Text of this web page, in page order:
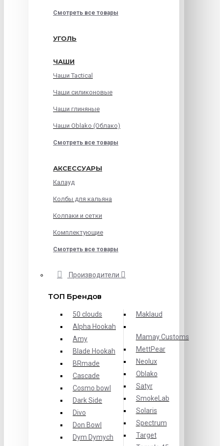
Смотреть все товары
УГОЛЬ
ЧАШИ
Чаши Tactical
Чаши силиконовые
Чаши глиняные
Чаши Oblako (Облако)
Смотреть все товары
АКСЕССУАРЫ
Калауд
Колбы для кальяна
Колпаки и сетки
Комплектующие
Смотреть все товары
Производители
ТОП Брендов
50 clouds
Alpha Hookah
Amy
Blade Hookah
BRmade
Cascade
Cosmo bowl
Dark Side
Divo
Don Bowl
Dym Dymych
Maklaud
Mamay Customs
MettPear
Neolux
Oblako
Satyr
SmokeLab
Solaris
Spectrum
Target